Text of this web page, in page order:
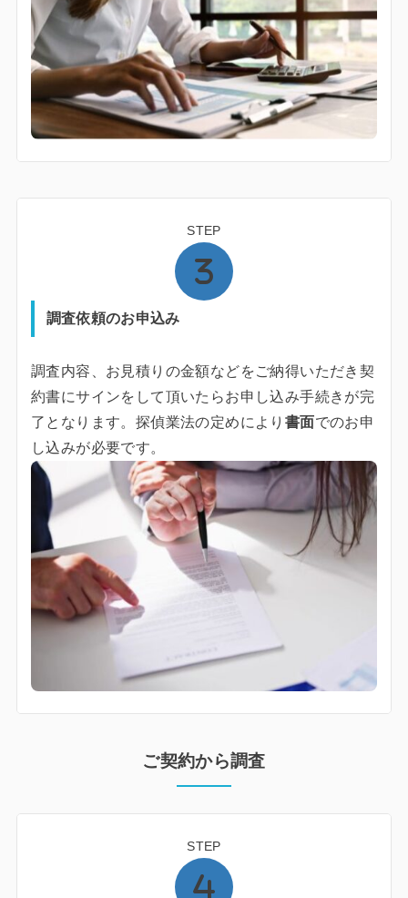
STEP
調査依頼のお申込み
調査内容、お見積りの金額などをご納得いただき契
約書にサインをして頂いたらお申し込み手続きが完
了となります。探偵業法の定めにより 書面でのお申
し込みが必要です。
ご契約から調査
STEP